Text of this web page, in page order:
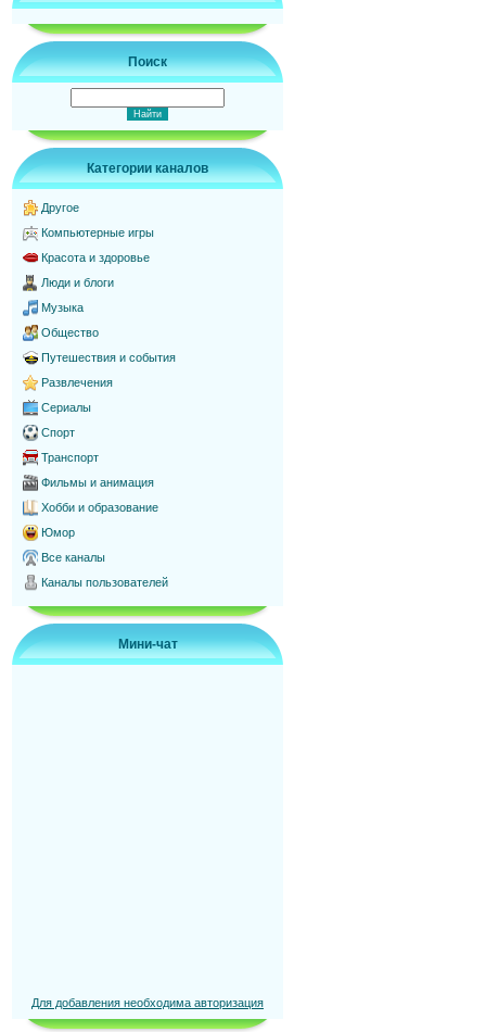
Поиск
Категории каналов
Другое
Компьютерные игры
Красота и здоровье
Люди и блоги
Музыка
Общество
Путешествия и события
Развлечения
Сериалы
Спорт
Транспорт
Фильмы и анимация
Хобби и образование
Юмор
Все каналы
Каналы пользователей
Мини-чат
Для добавления необходима авторизация